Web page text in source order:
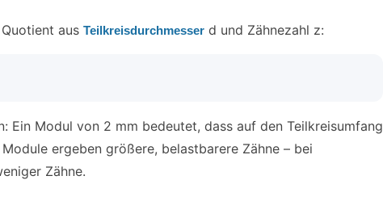
aus Teilkreisdurchmesser d und Zähnezahl z:
Ein Modul von 2 mm bedeutet, dass auf den Teilkreisumfang
ergeben größere, belastbarere Zähne – bei
Zähne.